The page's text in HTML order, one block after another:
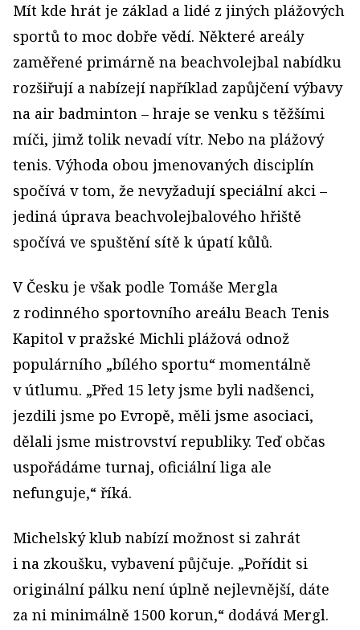
Mít kde hrát je základ a lidé z jiných plážových
sportů to moc dobře vědí. Některé areály
zaměřené primárně na beachvolejbal nabídku
rozšiřují a nabízejí například zapůjčení výbavy
na air badminton – hraje se venku s těžšími
míči, jimž tolik nevadí vítr. Nebo na plážový
tenis. Výhoda obou jmenovaných disciplín
spočívá v tom, že nevyžadují speciální akci –
jediná úprava beachvolejbalového hřiště
spočívá ve spuštění sítě k úpatí kůlů.
V Česku je však podle Tomáše Mergla
z rodinného sportovního areálu Beach Tenis
Kapitol v pražské Michli plážová odnož
populárního „bílého sportu“ momentálně
v útlumu. „Před 15 lety jsme byli nadšenci,
jezdili jsme po Evropě, měli jsme asociaci,
dělali jsme mistrovství republiky. Teď občas
uspořádáme turnaj, oficiální liga ale
nefunguje,“ říká.
Michelský klub nabízí možnost si zahrát
i na zkoušku, vybavení půjčuje. „Pořídit si
originální pálku není úplně nejlevnější, dáte
za ni minimálně 1500 korun,“ dodává Mergl.